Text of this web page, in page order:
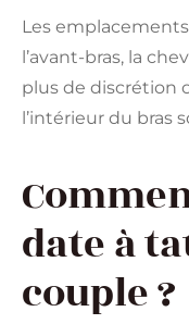
Les
l’avant-bras, la
plus de discrétion
l’intérieur du bras
date à
couple ?